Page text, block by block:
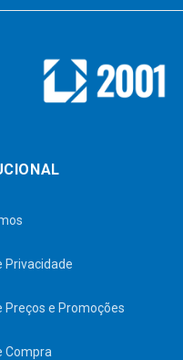
Privacidade
Preços e Promoções
Compra